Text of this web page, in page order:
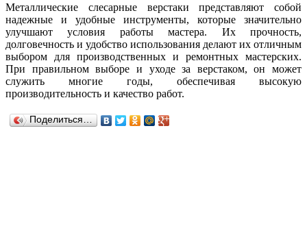
Металлические слесарные верстаки представляют собой
надежные и удобные инструменты, которые значительно
улучшают условия работы мастера. Их прочность,
долговечность и удобство использования делают их отличным
выбором для производственных и ремонтных мастерских.
При правильном выборе и уходе за верстаком, он может
служить многие годы, обеспечивая высокую
производительность и качество работ.
Поделиться…